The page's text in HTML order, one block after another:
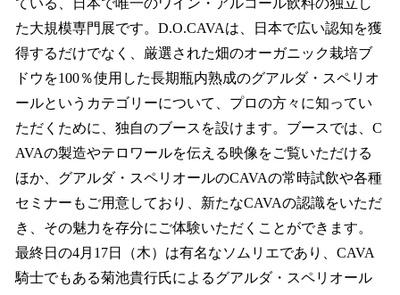
た大規模専門展です。D.O.CAVAは、日本で広い認知を獲
得するだけでなく、厳選された畑のオーガニック栽培ブ
ドウを100％使用した長期瓶内熟成のグアルダ・スペリオ
ールというカテゴリーについて、プロの方々に知ってい
ただくために、独自のブースを設けます。ブースでは、C
AVAの製造やテロワールを伝える映像をご覧いただける
ほか、グアルダ・スペリオールのCAVAの常時試飲や各種
セミナーもご用意しており、新たなCAVAの認識をいただ
き、その魅力を存分にご体験いただくことができます。
最終日の4月17日（木）は有名なソムリエであり、CAVA
騎士でもある菊池貴行氏によるグアルダ・スペリオール